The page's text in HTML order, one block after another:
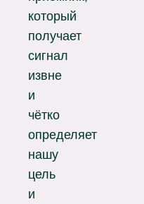
который
получает
сигнал
извне
и
чётко
определяет
нашу
цель
и